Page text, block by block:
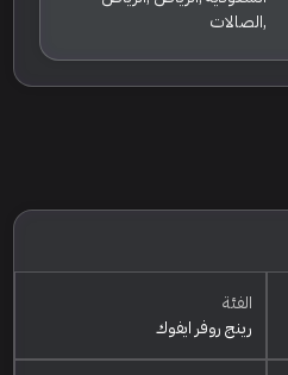
,الصالات
الفئة
رينج روفر ايفوك